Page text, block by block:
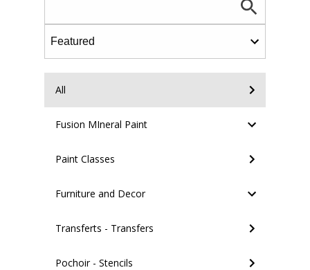
All
Fusion MIneral Paint
Paint Classes
Furniture and Decor
Transferts - Transfers
Pochoir - Stencils